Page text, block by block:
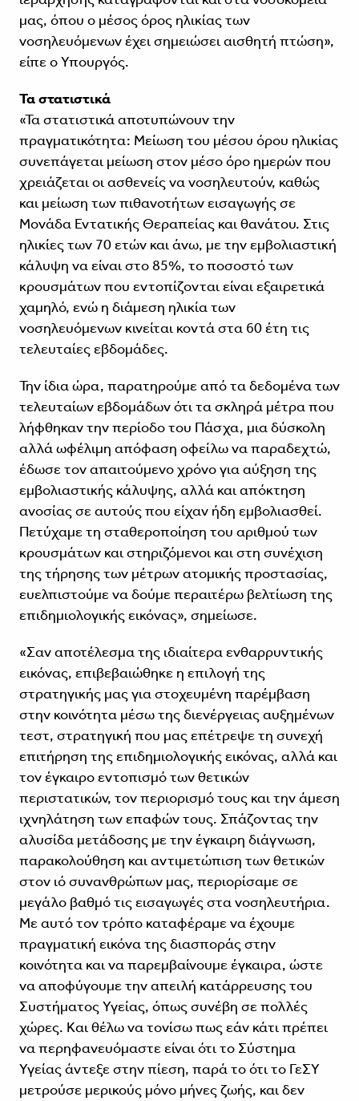
μας, όπου ο μέσος όρος ηλικίας των
νοσηλευόμενων έχει σημειώσει αισθητή πτώση»,
είπε ο Υπουργός.
Τα στατιστικά
«Τα στατιστικά αποτυπώνουν την
πραγματικότητα: Μείωση του μέσου όρου ηλικίας
συνεπάγεται μείωση στον μέσο όρο ημερών που
χρειάζεται οι ασθενείς να νοσηλευτούν, καθώς
και μείωση των πιθανοτήτων εισαγωγής σε
Μονάδα Εντατικής Θεραπείας και θανάτου. Στις
ηλικίες των 70 ετών και άνω, με την εμβολιαστική
κάλυψη να είναι στο 85%, το ποσοστό των
κρουσμάτων που εντοπίζονται είναι εξαιρετικά
χαμηλό, ενώ η διάμεση ηλικία των
νοσηλευόμενων κινείται κοντά στα 60 έτη τις
τελευταίες εβδομάδες.
Την ίδια ώρα, παρατηρούμε από τα δεδομένα των
τελευταίων εβδομάδων ότι τα σκληρά μέτρα που
λήφθηκαν την περίοδο του Πάσχα, μια δύσκολη
αλλά ωφέλιμη απόφαση οφείλω να παραδεχτώ,
έδωσε τον απαιτούμενο χρόνο για αύξηση της
εμβολιαστικής κάλυψης, αλλά και απόκτηση
ανοσίας σε αυτούς που είχαν ήδη εμβολιασθεί.
Πετύχαμε τη σταθεροποίηση του αριθμού των
κρουσμάτων και στηριζόμενοι και στη συνέχιση
της τήρησης των μέτρων ατομικής προστασίας,
ευελπιστούμε να δούμε περαιτέρω βελτίωση της
επιδημιολογικής εικόνας», σημείωσε.
«Σαν αποτέλεσμα της ιδιαίτερα ενθαρρυντικής
εικόνας, επιβεβαιώθηκε η επιλογή της
στρατηγικής μας για στοχευμένη παρέμβαση
στην κοινότητα μέσω της διενέργειας αυξημένων
τεστ, στρατηγική που μας επέτρεψε τη συνεχή
επιτήρηση της επιδημιολογικής εικόνας, αλλά και
τον έγκαιρο εντοπισμό των θετικών
περιστατικών, τον περιορισμό τους και την άμεση
ιχνηλάτηση των επαφών τους. Σπάζοντας την
αλυσίδα μετάδοσης με την έγκαιρη διάγνωση,
παρακολούθηση και αντιμετώπιση των θετικών
στον ιό συνανθρώπων μας, περιορίσαμε σε
μεγάλο βαθμό τις εισαγωγές στα νοσηλευτήρια.
Με αυτό τον τρόπο καταφέραμε να έχουμε
πραγματική εικόνα της διασποράς στην
κοινότητα και να παρεμβαίνουμε έγκαιρα, ώστε
να αποφύγουμε την απειλή κατάρρευσης του
Συστήματος Υγείας, όπως συνέβη σε πολλές
χώρες. Και θέλω να τονίσω πως εάν κάτι πρέπει
να περηφανευόμαστε είναι ότι το Σύστημα
Υγείας άντεξε στην πίεση, παρά το ότι το ΓεΣΥ
μετρούσε μερικούς μόνο μήνες ζωής, και δεν